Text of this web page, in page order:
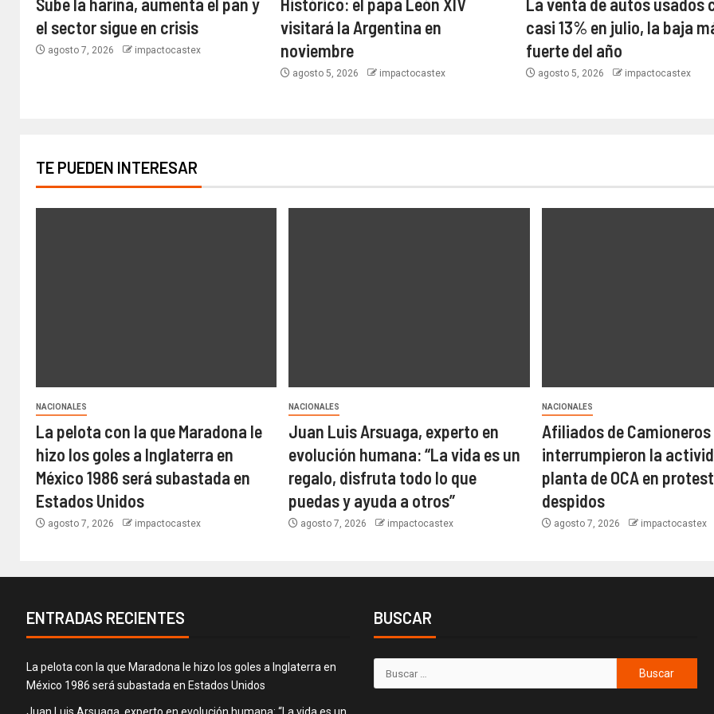
el sector sigue en crisis
agosto 7, 2026 impactocastex
visitará la Argentina en
noviembre
agosto 5, 2026 impactocastex
casi 13% en julio, la baja
fuerte del año
agosto 5, 2026 impactocastex
TE PUEDEN INTERESAR
NACIONALES
La pelota con la que Maradona le
hizo los goles a Inglaterra en
México 1986 será subastada en
Estados Unidos
agosto 7, 2026 impactocastex
NACIONALES
Juan Luis Arsuaga, experto en
evolución humana: “La vida es un
regalo, disfruta todo lo que
puedas y ayuda a otros”
agosto 7, 2026 impactocastex
NACIONALES
Afiliados de Camioneros
interrumpieron la
planta de OCA en
despidos
agosto 7, 2026 impactocastex
ENTRADAS RECIENTES
La pelota con la que Maradona le hizo los goles a Inglaterra en
México 1986 será subastada en Estados Unidos
BUSCAR